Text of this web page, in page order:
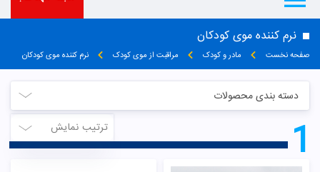
نرم کننده موی کودکان
صفحه نخست مادر و کودک مراقبت از موی کودک نرم کننده موی کودکان
دسته بندی محصولات
ترتیب نمایش
1